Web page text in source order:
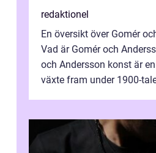
redaktionel
En översikt över Gomér
Vad är Gomér och
och Andersson konst är
växte fram under 1900-